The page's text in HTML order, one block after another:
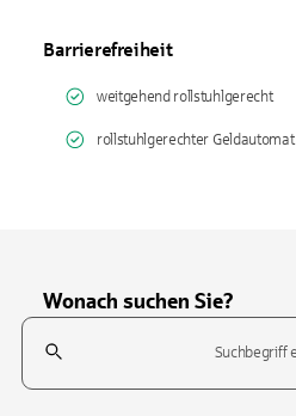
Barrierefreiheit
weitgehend rollstuhlgerecht
rollstuhlgerechter Geldautomat
Wonach suchen Sie?
Suchfeld